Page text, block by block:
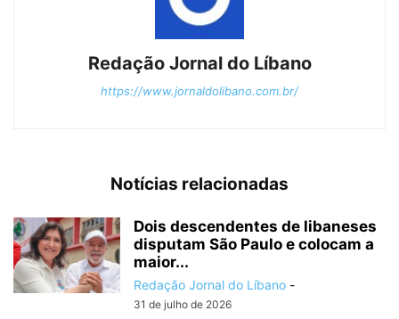
Redação Jornal do Líbano
https://www.jornaldolibano.com.br/
Notícias relacionadas
Dois descendentes de libaneses
disputam São Paulo e colocam a
maior...
Redação Jornal do Líbano -
31 de julho de 2026